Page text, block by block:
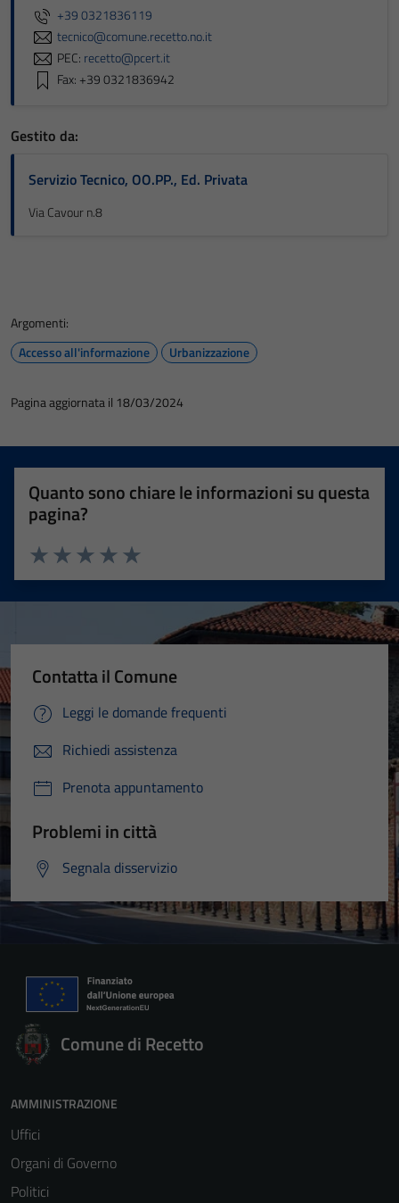
+39 0321836119
tecnico@comune.recetto.no.it
PEC: recetto@pcert.it
Fax: +39 0321836942
Gestito da:
Servizio Tecnico, OO.PP., Ed. Privata
Via Cavour n.8
Argomenti:
Accesso all'informazione
Urbanizzazione
Pagina aggiornata il 18/03/2024
Quanto sono chiare le informazioni su questa
pagina?
Valuta 5 stelle su 5
Valuta 4 stelle su 5
Valuta 3 stelle su 5
Valuta 2 stelle su 5
Valuta 1 stelle su 5
Contatta il Comune
Leggi le domande frequenti
Richiedi assistenza
Prenota appuntamento
Problemi in città
Segnala disservizio
Comune di Recetto
AMMINISTRAZIONE
Uffici
Organi di Governo
Politici